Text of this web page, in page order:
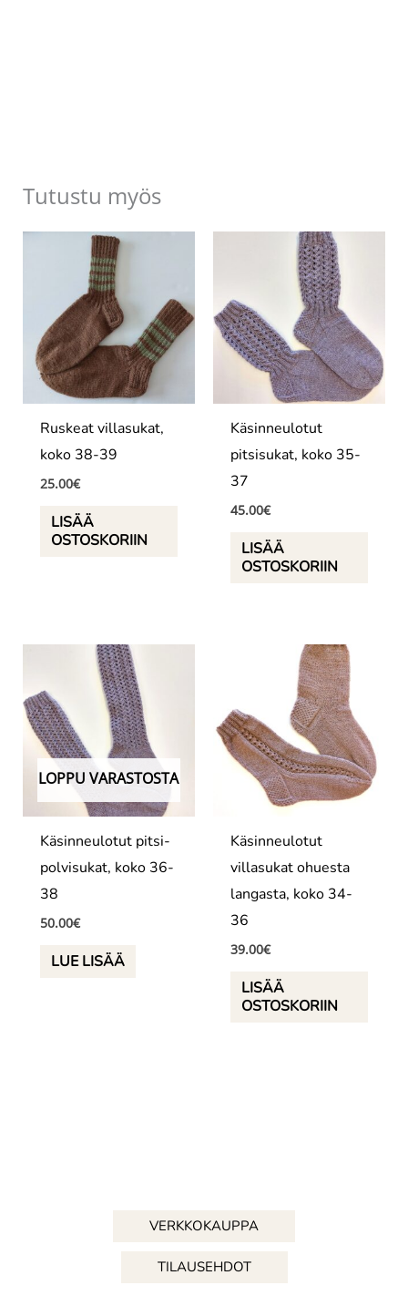
Tutustu myös
Ruskeat villasukat,
koko 38-39
25.00€
LISÄÄ
OSTOSKORIIN
Käsinneulotut
pitsisukat, koko 35-
37
45.00€
LISÄÄ
OSTOSKORIIN
LOPPU VARASTOSTA
Käsinneulotut pitsi-
polvisukat, koko 36-
38
50.00€
LUE LISÄÄ
Käsinneulotut
villasukat ohuesta
langasta, koko 34-
36
39.00€
LISÄÄ
OSTOSKORIIN
VERKKOKAUPPA
TILAUSEHDOT